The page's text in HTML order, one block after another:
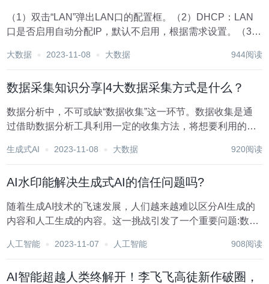
（1）双击“LAN”弹出LAN口的配置框。（2）DHCP：LAN
口是否启用自动分配IP，默认不启用，根据需求设置。（3）
闭，根据需求设置，如：S7-200SMART不用上网，则不启
大数据 2023-11-08 大数据 944阅读
数据采集知识分享|4大数据采集方式是什么？
数据分析中，不可或缺“数据收集”这一环节。数据收集是通
过借助数据分析工具利用一定的收集方法，将想要利用的数
收集也是数据分析的基础和上限。例如，某运动APP想要针
生成式AI 2023-11-08 大数据 920阅读
​AI水印能解决生成式AI的信任问题吗?
随着生成AI技术的飞速发展，人们越来越难以区分AI生成的
内容和人工生成的内容。这一挑战引发了一个重要问题:数字
是一种类似于纸币上的水印，它被认为是不可改变的内容附
人工智能 2023-11-07 人工智能 908阅读
AI智能超越人类终解开！李飞飞高徒新作破圈，